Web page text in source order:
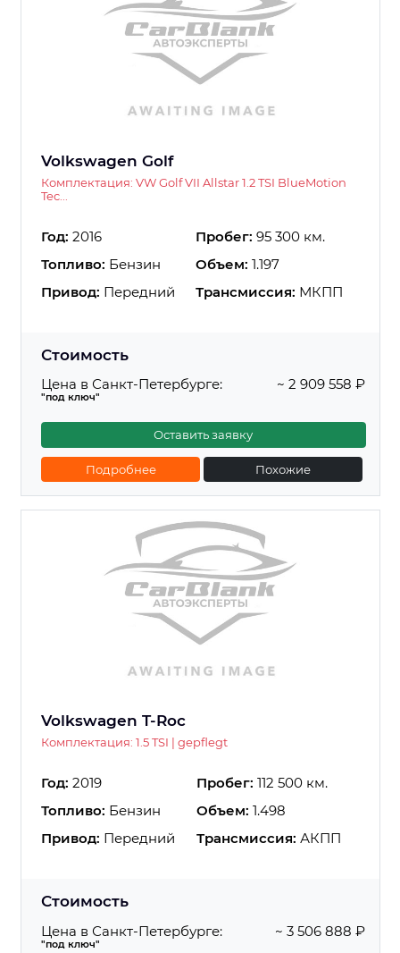
Volkswagen Golf
Комплектация: VW Golf VII Allstar 1.2 TSI BlueMotion
Tec...
Год: 2016 Пробег: 95 300 км.
Топливо: Бензин Объем: 1.197
Привод: Передний Трансмиссия: МКПП
Стоимость
Цена в Санкт-Петербурге:
"под ключ"
~ 2 909 558 ₽
Оставить заявку
Подробнее Похожие
Volkswagen T-Roc
Комплектация: 1.5 TSI | gepflegt
Год: 2019 Пробег: 112 500 км.
Топливо: Бензин Объем: 1.498
Привод: Передний Трансмиссия: АКПП
Стоимость
Цена в Санкт-Петербурге:
"под ключ"
~ 3 506 888 ₽